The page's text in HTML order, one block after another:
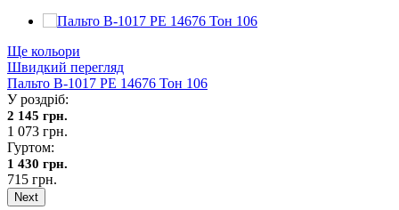
Ще кольори
Швидкий перегляд
Пальто В-1017 PE 14676 Тон 106
У роздріб:
2 145 грн.
1 073 грн.
Гуртом:
1 430 грн.
715 грн.
Next